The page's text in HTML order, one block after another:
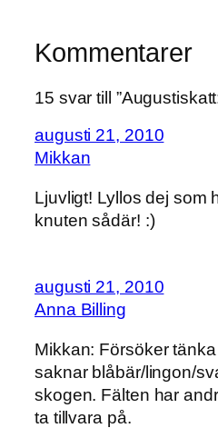
Kommentarer
15 svar till
augusti 21, 2010
Mikkan
Ljuvligt! Lyllos dej som
knuten sådär! :)
augusti 21, 2010
Anna Billing
Mikkan: Försöker
saknar blåbär/lingon/
skogen. Fälten har
ta tillvara på.